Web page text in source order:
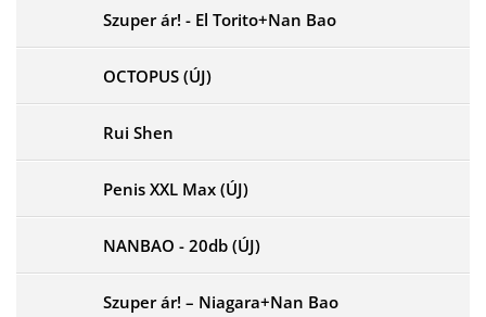
Szuper ár! - El Torito+Nan Bao
OCTOPUS (ÚJ)
Rui Shen
Penis XXL Max (ÚJ)
NANBAO - 20db (ÚJ)
Szuper ár! – Niagara+Nan Bao